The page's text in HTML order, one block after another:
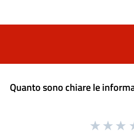
Quanto sono chiare le